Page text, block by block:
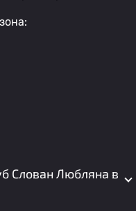
Слован Любляна в